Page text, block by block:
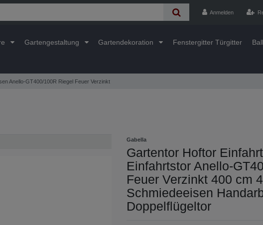
Anmelden
Gartengestaltung Gartendekoration Fenstergitter Türgitter
Anello-GT400/100R Riegel Feuer Verzinkt
Gabella
Gartentor Hoftor
Einfahrtstor Anello-
Feuer Verzinkt 400 cm
Schmiedeeisen
Doppelflügeltor